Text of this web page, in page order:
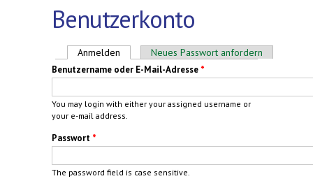
Benutzerkonto
Haupt-Reiter
Anmelden (aktiver Reiter)
Neues Passwort anfordern
Benutzername oder E-Mail-Adresse *
You may login with either your assigned username or
your e-mail address.
Passwort *
The password field is case sensitive.